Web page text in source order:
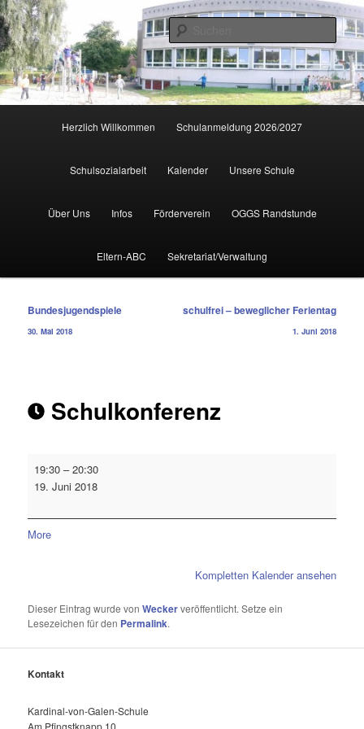
Zum
primären
Inhalt
springen
Herzlich Willkommen Schulanmeldung 2026/2027
Schulsozialarbeit Kalender Unsere Schule
Über Uns Infos Förderverein OGGS Randstunde
Eltern-ABC Sekretariat/Verwaltung
Beitragsnavigation
Bundesjugendspiele
30. Mai 2018
schulfrei – beweglicher Ferientag
1. Juni 2018
Schulkonferenz
19:30 –20:30
19. Juni 2018
More
Kompletten Kalender ansehen
Dieser Eintrag wurde vonWeckerveröffentlicht. Setze ein
Lesezeichen für den Permalink.
Kontakt
Kardinal-von-Galen-Schule